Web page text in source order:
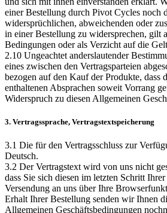
einer Bestellung durch Pivot Cycles noch
widersprüchlichen, abweichenden oder
in einer Bestellung zu widersprechen, gilt
Bedingungen oder als Verzicht auf die
2.10 Ungeachtet anderslautender
eines zwischen den Vertragsparteien
bezogen auf den Kauf der Produkte, dass
enthaltenen Absprachen soweit Vorrang
Widerspruch zu diesen Allgemeinen
3. Vertragssprache, Vertragstextspeicherung
3.1 Die für den Vertragsschluss zur
Deutsch.
3.2 Der Vertragstext wird von uns nicht
dass Sie sich diesen im letzten Schritt
Versendung an uns über Ihre
Erhalt Ihrer Bestellung senden wir Ihnen
Allgemeinen Geschäftsbedingungen